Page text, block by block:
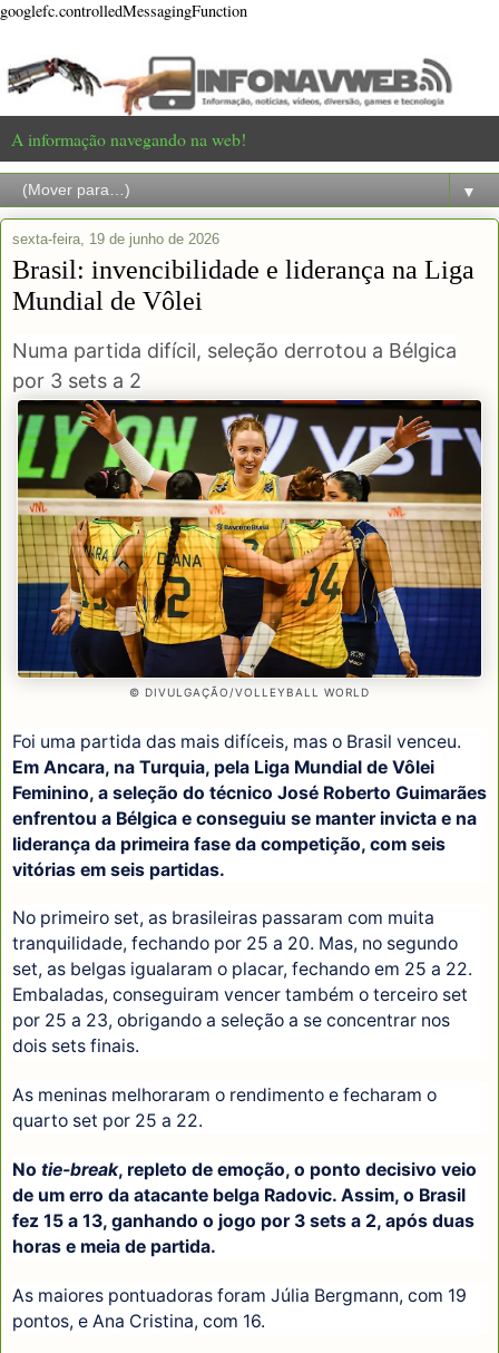
googlefc.controlledMessagingFunction
A informação navegando na web!
▼
sexta-feira, 19 de junho de 2026
Brasil: invencibilidade e liderança na Liga
Mundial de Vôlei
Numa partida difícil, seleção derrotou a Bélgica
por 3 sets a 2
© DIVULGAÇÃO/VOLLEYBALL WORLD
Foi uma partida das mais difíceis, mas o Brasil venceu.
Em Ancara, na Turquia, pela Liga Mundial de Vôlei
Feminino, a seleção do técnico José Roberto Guimarães
enfrentou a Bélgica e conseguiu se manter invicta e na
liderança da primeira fase da competição, com seis
vitórias em seis partidas.
No primeiro set, as brasileiras passaram com muita
tranquilidade, fechando por 25 a 20. Mas, no segundo
set, as belgas igualaram o placar, fechando em 25 a 22.
Embaladas, conseguiram vencer também o terceiro set
por 25 a 23, obrigando a seleção a se concentrar nos
dois sets finais.
As meninas melhoraram o rendimento e fecharam o
quarto set por 25 a 22.
No tie-break, repleto de emoção, o ponto decisivo veio
de um erro da atacante belga Radovic. Assim, o Brasil
fez 15 a 13, ganhando o jogo por 3 sets a 2, após duas
horas e meia de partida.
As maiores pontuadoras foram Júlia Bergmann, com 19
pontos, e Ana Cristina, com 16.